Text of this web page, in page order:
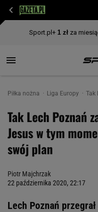
Piłka nożna Liga Europy Tak
Tak Lech Poznań
Jesus w tym
swój plan
Piotr Majchrzak
22 października 2020, 22:17
Lech Poznań